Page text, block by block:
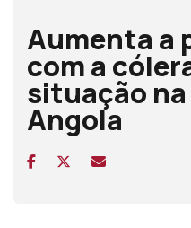
Aumenta a
com a
situação
Angola